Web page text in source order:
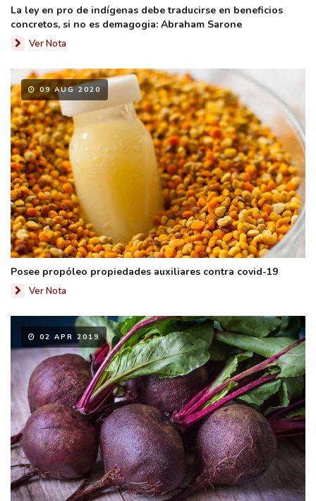
La ley en pro de indígenas debe traducirse en beneficios
concretos, si no es demagogia: Abraham Sarone
Ver Nota
09 AUG 2020
Posee propóleo propiedades auxiliares contra covid-19
Ver Nota
02 APR 2019